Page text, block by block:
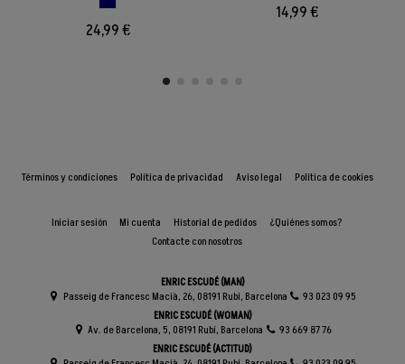
24,99 €
14,99 €
Términos y condiciones Política de privacidad Aviso legal Política de cookies
Iniciar sesión Mi cuenta Historial de pedidos
¿Quiénes somos?
Contacte con nosotros
ENRIC ESCUDÉ (MAN)
Passeig de Francesc Macià, 26, 08191 Rubí, Barcelona
93 023 09 95
ENRIC ESCUDÉ (WOMAN)
Av. de Barcelona, 5, 08191 Rubí, Barcelona
93 669 87 76
ENRIC ESCUDÉ (ACTITUD)